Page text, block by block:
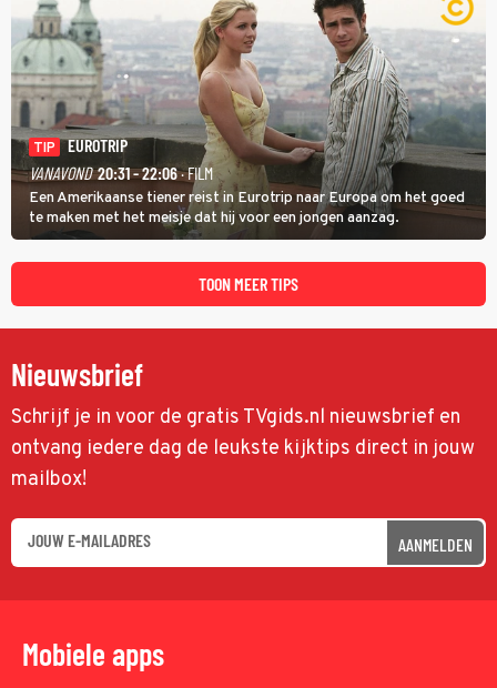
TIP
EUROTRIP
VANAVOND 20:31 - 22:06· FILM
Een Amerikaanse tiener reist in Eurotrip naar Europa om het goed
te maken met het meisje dat hij voor een jongen aanzag.
TOON MEER TIPS
Nieuwsbrief
Schrijf je in voor de gratis TVgids.nl nieuwsbrief en
ontvang iedere dag de leukste kijktips direct in jouw
mailbox!
AANMELDEN
Mobiele apps